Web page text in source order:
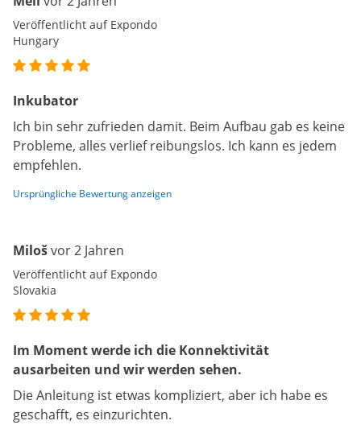
Veröffentlicht auf Expondo
Hungary
Inkubator
Ich bin sehr zufrieden damit. Beim Aufbau gab es keine
Probleme, alles verlief reibungslos. Ich kann es jedem
empfehlen.
Ursprüngliche Bewertung anzeigen
Milošvor 2 Jahren
Veröffentlicht auf Expondo
Slovakia
Im Moment werde ich die Konnektivität
ausarbeiten und wir werden sehen.
Die Anleitung ist etwas kompliziert, aber ich habe es
geschafft, es einzurichten.